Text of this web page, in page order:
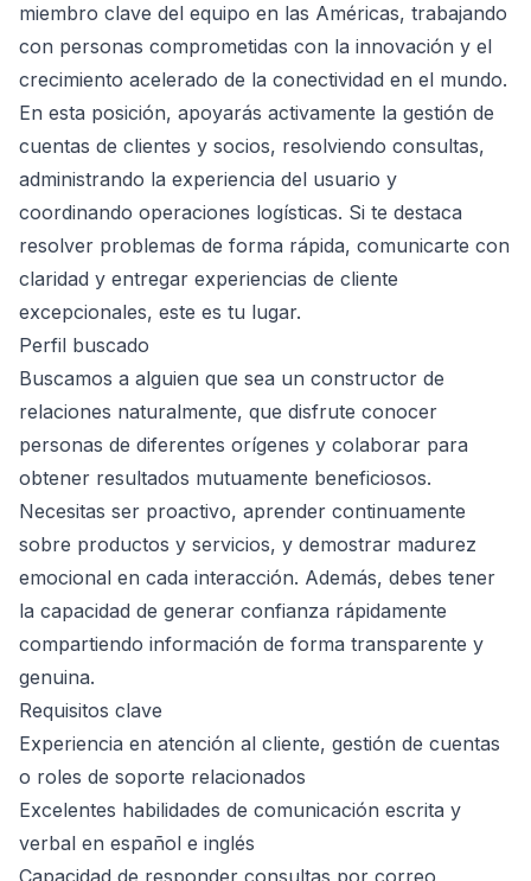
miembro clave del equipo en las Américas, trabajando
con personas comprometidas con la innovación y el
crecimiento acelerado de la conectividad en el mundo.
En esta posición, apoyarás activamente la gestión de
cuentas de clientes y socios, resolviendo consultas,
administrando la experiencia del usuario y
coordinando operaciones logísticas. Si te destaca
resolver problemas de forma rápida, comunicarte con
claridad y entregar experiencias de cliente
excepcionales, este es tu lugar.
Perfil buscado
Buscamos a alguien que sea un constructor de
relaciones naturalmente, que disfrute conocer
personas de diferentes orígenes y colaborar para
obtener resultados mutuamente beneficiosos.
Necesitas ser proactivo, aprender continuamente
sobre productos y servicios, y demostrar madurez
emocional en cada interacción. Además, debes tener
la capacidad de generar confianza rápidamente
compartiendo información de forma transparente y
genuina.
Requisitos clave
Experiencia en atención al cliente, gestión de cuentas
o roles de soporte relacionados
Excelentes habilidades de comunicación escrita y
verbal en español e inglés
Capacidad de responder consultas por correo